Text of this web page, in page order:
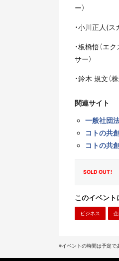
ー）
・小川正人(
・板橋悟（
サー）
・鈴木 規文
関連サイト
一般社団
コトの共
コトの共
SOLD OUT！
このイベント
ビジネス
※イベントの時間は予定で